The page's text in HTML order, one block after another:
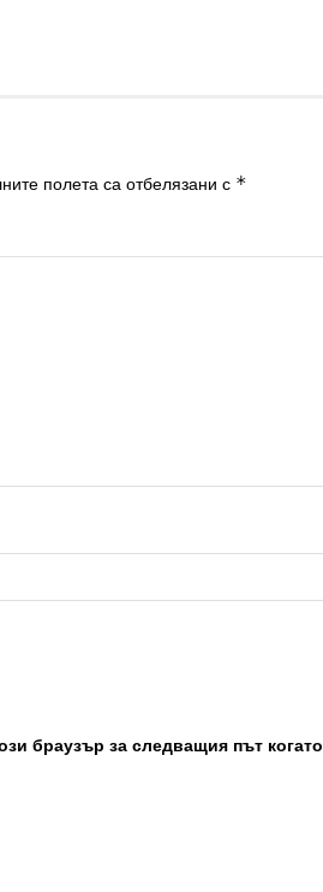
полета са отбелязани с *
браузър за следващия път когато